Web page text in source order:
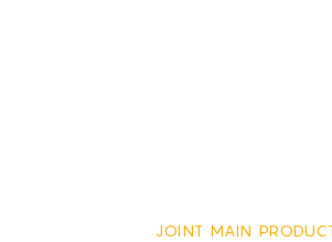
JOINT MAIN